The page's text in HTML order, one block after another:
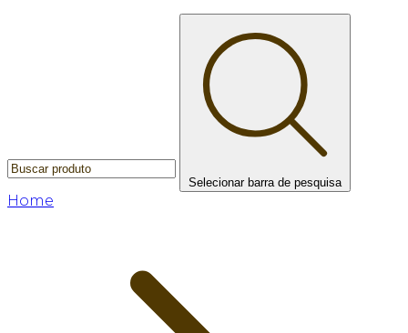
Selecionar barra de pesquisa
Home